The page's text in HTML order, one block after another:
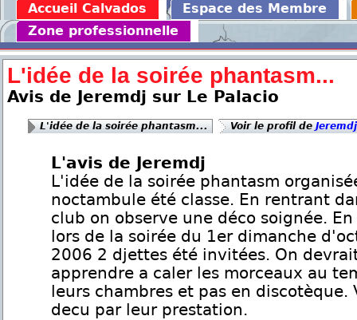
Accueil Calvados
Espace des Membre
Zone professionnelle
L'idée de la soirée phantasm...
Avis de Jeremdj sur Le Palacio
L'idée de la soirée phantasm... Voir le profil de Jeremdj
L'avis de Jeremdj
L'idée de la soirée phantasm
noctambule été classe. En rentrant
club on observe une déco soignée.
lors de la soirée du 1er dimanche
2006 2 djettes été invitées. On
apprendre a caler les morceaux au
leurs chambres et pas en discotèque.
decu par leur prestation.